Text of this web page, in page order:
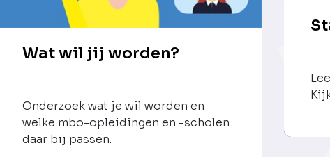
Wat wil jij worden?
Onderzoek wat je wil worden en
welke mbo-opleidingen en -scholen
daar bij passen.